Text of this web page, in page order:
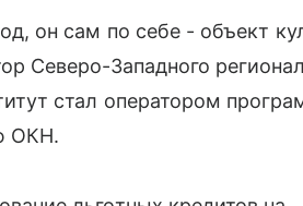
он сам по себе - объект
Северо-Западного
стал оператором
ОКН.